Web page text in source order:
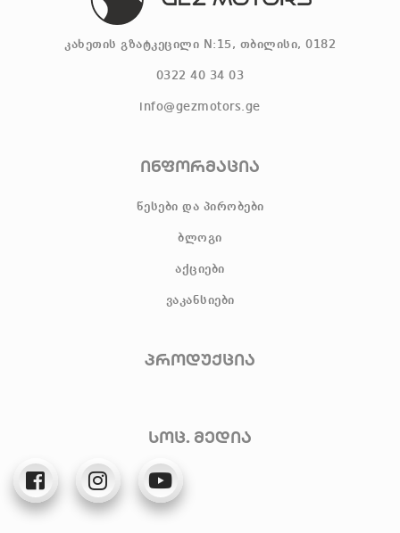
კახეთის გზატკეცილი N:15, თბილისი, 0182
0322 40 34 03
info@gezmotors.ge
ინფორმაცია
წესები და პირობები
ბლოგი
აქციები
ვაკანსიები
პროდუქცია
სოც. მედია